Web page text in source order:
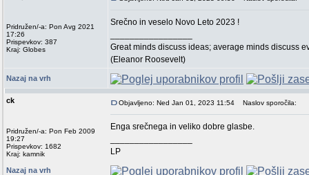
Pridružen/-a: Pon Avg 2021
17:26
Prispevkov: 387
Kraj: Globes
Srečno in veselo Novo Leto 2023 !
Great minds discuss ideas; average minds discuss
(Eleanor Roosevelt)
Nazaj na vrh
ck
Pridružen/-a: Pon Feb 2009
19:27
Prispevkov: 1682
Kraj: kamnik
Objavljeno: Ned Jan 01, 2023 11:54 Naslov sporočila:
Enga srečnega in veliko dobre glasbe.
LP
Nazaj na vrh